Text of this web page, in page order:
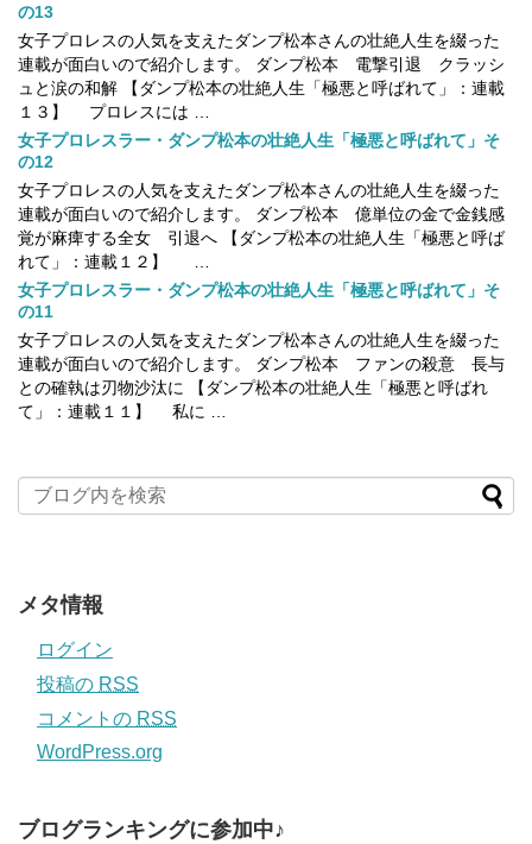
の13
女子プロレスの人気を支えたダンプ松本さんの壮絶人生を綴った
連載が面白いので紹介します。 ダンプ松本 電撃引退 クラッシ
ュと涙の和解 【ダンプ松本の壮絶人生「極悪と呼ばれて」：連載
１３】 プロレスには …
女子プロレスラー・ダンプ松本の壮絶人生「極悪と呼ばれて」そ
の12
女子プロレスの人気を支えたダンプ松本さんの壮絶人生を綴った
連載が面白いので紹介します。 ダンプ松本 億単位の金で金銭感
覚が麻痺する全女 引退へ 【ダンプ松本の壮絶人生「極悪と呼ば
れて」：連載１２】 …
女子プロレスラー・ダンプ松本の壮絶人生「極悪と呼ばれて」そ
の11
女子プロレスの人気を支えたダンプ松本さんの壮絶人生を綴った
連載が面白いので紹介します。 ダンプ松本 ファンの殺意 長与
との確執は刃物沙汰に 【ダンプ松本の壮絶人生「極悪と呼ばれ
て」：連載１１】 私に …
メタ情報
ログイン
投稿の RSS
コメントの RSS
WordPress.org
ブログランキングに参加中♪